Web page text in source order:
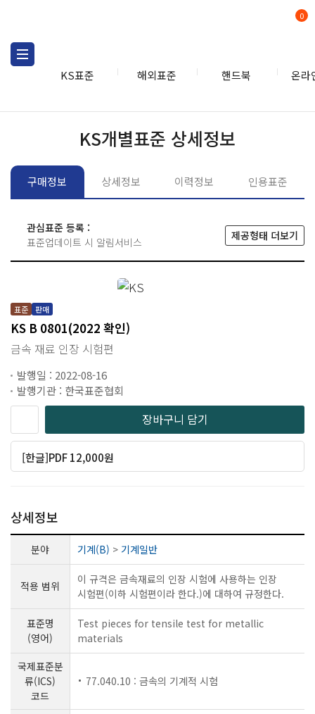
KS표준 해외표준 핸드북 온라
0
KS개별표준 상세정보
구매정보 상세정보 이력정보 인용표준
관심표준 등록 :
표준업데이트 시 알림서비스
제공형태 더보기
표준 판매
KS B 0801(2022 확인)
금속 재료 인장 시험편
발행일 : 2022-08-16
발행기관 : 한국표준협회
장바구니 담기
[한글]PDF 12,000원
상세정보
분야 기계(B) > 기계일반
적용 범위
이 규격은 금속재료의 인장 시험에 사용하는 인장
시험편(이하 시험편이라 한다.)에 대하여 규정한다.
표준명
(영어)
Test pieces for tensile test for metallic
materials
국제표준분
류(ICS)
코드
77.040.10 : 금속의 기계적 시험